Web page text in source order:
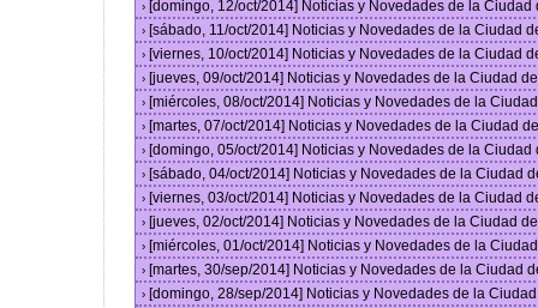
› [domingo, 12/oct/2014] Noticias y Novedades de la
› [sábado, 11/oct/2014] Noticias y Novedades de la Ciudad
› [viernes, 10/oct/2014] Noticias y Novedades de la Ciudad
› [jueves, 09/oct/2014] Noticias y Novedades de la Ciudad
› [miércoles, 08/oct/2014] Noticias y Novedades de la
› [martes, 07/oct/2014] Noticias y Novedades de la Ciudad
› [domingo, 05/oct/2014] Noticias y Novedades de la
› [sábado, 04/oct/2014] Noticias y Novedades de la Ciudad
› [viernes, 03/oct/2014] Noticias y Novedades de la Ciudad
› [jueves, 02/oct/2014] Noticias y Novedades de la Ciudad
› [miércoles, 01/oct/2014] Noticias y Novedades de la
› [martes, 30/sep/2014] Noticias y Novedades de la Ciudad
› [domingo, 28/sep/2014] Noticias y Novedades de la